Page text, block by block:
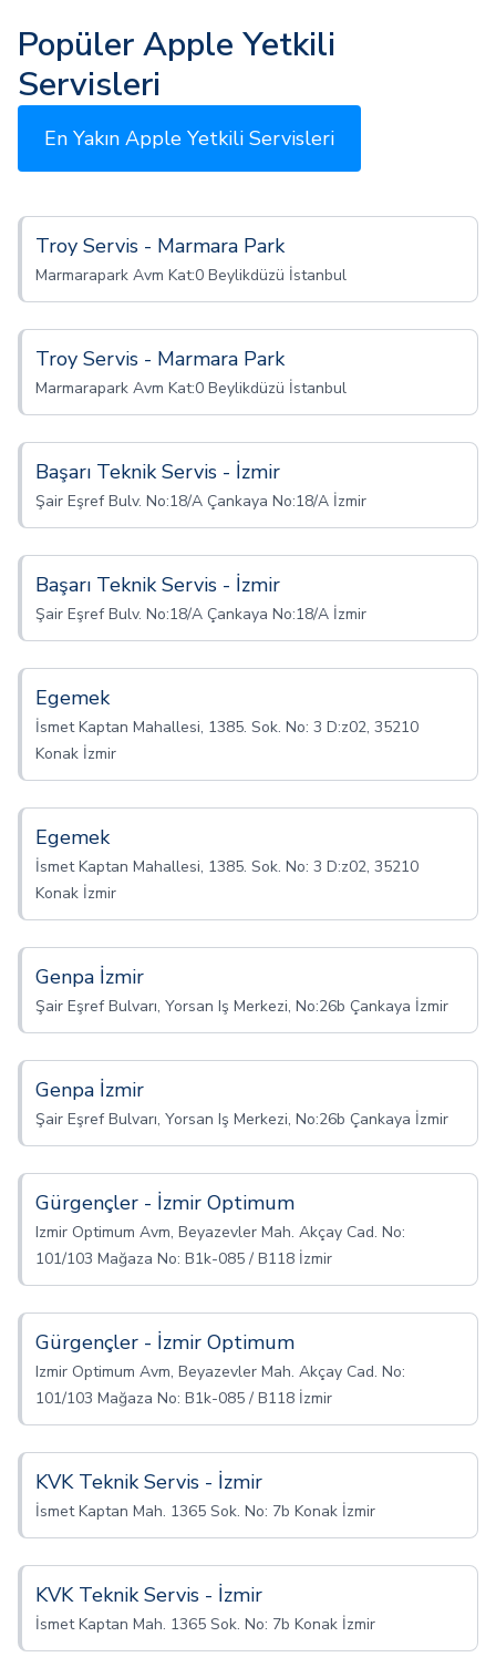
Popüler Apple Yetkili
Servisleri
En Yakın Apple Yetkili Servisleri
Troy Servis - Marmara Park
Marmarapark Avm Kat:0 Beylikdüzü İstanbul
Troy Servis - Marmara Park
Marmarapark Avm Kat:0 Beylikdüzü İstanbul
Başarı Teknik Servis - İzmir
Şair Eşref Bulv. No:18/A Çankaya No:18/A İzmir
Başarı Teknik Servis - İzmir
Şair Eşref Bulv. No:18/A Çankaya No:18/A İzmir
Egemek
İsmet Kaptan Mahallesi, 1385. Sok. No: 3 D:z02, 35210
Konak İzmir
Egemek
İsmet Kaptan Mahallesi, 1385. Sok. No: 3 D:z02, 35210
Konak İzmir
Genpa İzmir
Şair Eşref Bulvarı, Yorsan Iş Merkezi, No:26b Çankaya İzmir
Genpa İzmir
Şair Eşref Bulvarı, Yorsan Iş Merkezi, No:26b Çankaya İzmir
Gürgençler - İzmir Optimum
Izmir Optimum Avm, Beyazevler Mah. Akçay Cad. No:
101/103 Mağaza No: B1k-085 / B118 İzmir
Gürgençler - İzmir Optimum
Izmir Optimum Avm, Beyazevler Mah. Akçay Cad. No:
101/103 Mağaza No: B1k-085 / B118 İzmir
KVK Teknik Servis - İzmir
İsmet Kaptan Mah. 1365 Sok. No: 7b Konak İzmir
KVK Teknik Servis - İzmir
İsmet Kaptan Mah. 1365 Sok. No: 7b Konak İzmir